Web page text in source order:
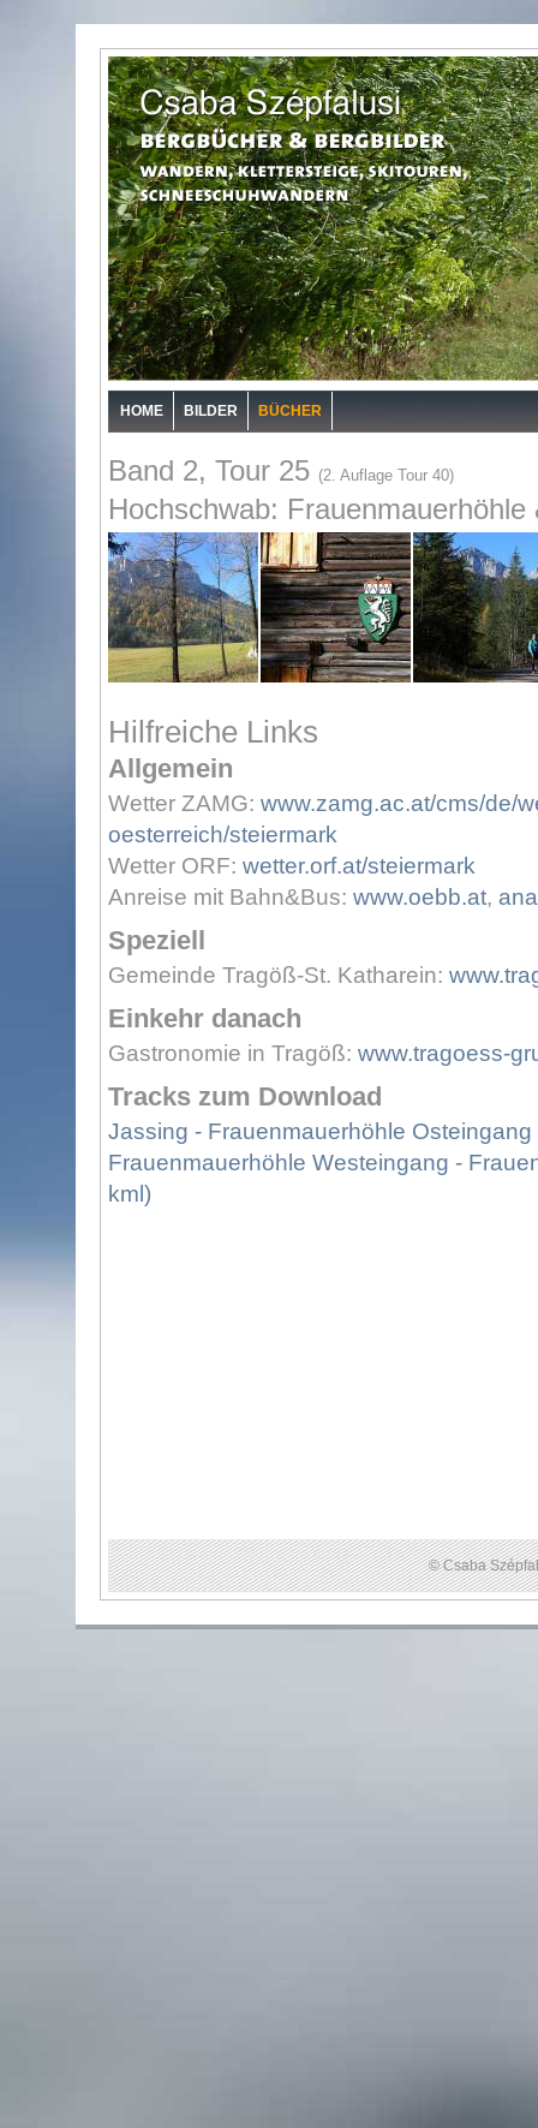
HOME BILDER BÜCHER
Band 2, Tour 25 (2. Auflage Tour 40)
Hochschwab:
Hilfreiche Links
Allgemein
Wetter ZAMG: www.zamg.ac.at/cms/de/
oesterreich/steiermark
Wetter ORF: wetter.orf.at/steiermark
Anreise mit Bahn&Bus: www.oebb.at,
Speziell
Gemeinde Tragöß-St. Katharein:
Einkehr danach
Gastronomie in Tragöß: www.tragoess-
Tracks zum Download
Jassing - Frauenmauerhöhle Osteingang
Frauenmauerhöhle Westeingang -
kml)
© Csaba